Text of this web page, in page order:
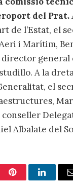
del Prat.
de l’Estat, el
i Marítim,
general
A la
el
Albalate del
Pinterest